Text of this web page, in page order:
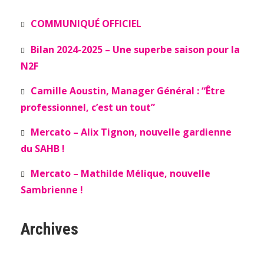
COMMUNIQUÉ OFFICIEL
Bilan 2024-2025 – Une superbe saison pour la
N2F
Camille Aoustin, Manager Général : “Être
professionnel, c’est un tout”
Mercato – Alix Tignon, nouvelle gardienne
du SAHB !
Mercato – Mathilde Mélique, nouvelle
Sambrienne !
Archives